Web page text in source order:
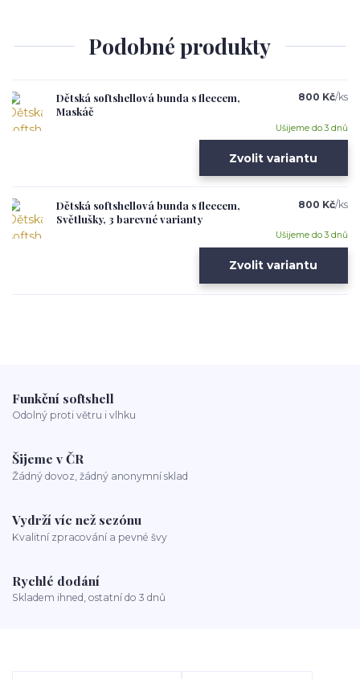
Podobné produkty
Dětská softshellová bunda s fleecem,
Maskáč
800 Kč/ks
Ušijeme do 3 dnů
Zvolit variantu
Dětská softshellová bunda s fleecem,
Světlušky, 3 barevné varianty
800 Kč/ks
Ušijeme do 3 dnů
Zvolit variantu
Funkční softshell
Odolný proti větru i vlhku
Šijeme v ČR
Žádný dovoz, žádný anonymní sklad
Vydrží víc než sezónu
Kvalitní zpracování a pevné švy
Rychlé dodání
Skladem ihned, ostatní do 3 dnů